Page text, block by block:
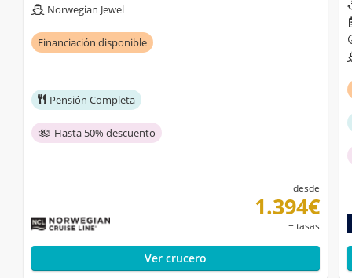
Norwegian Jewel
Financiación disponible
Pensión Completa
Hasta 50% descuento
desde
1.394€
+ tasas
Ver crucero